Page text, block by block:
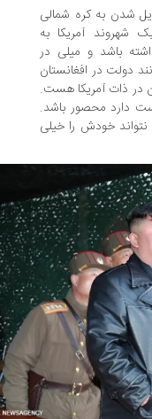
به کره شمالی
آمریکا به
و میلی در
در افغانستان
آمریکا هست.
محصور باشد.
خودش را خیلی